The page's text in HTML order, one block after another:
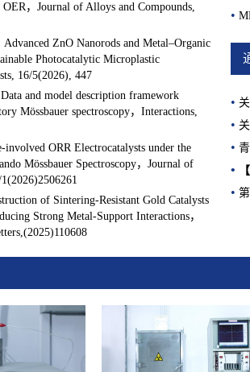
，Journal of Alloys and Compounds,
ZnO Nanorods and Metal–Organic
Photocatalytic Microplastic
16/5(2026), 447
and model description framework
Mössbauer spectroscopy，Interactions,
involved ORR Electrocatalysts under the
Mössbauer Spectroscopy，Journal of
of Sintering-Resistant Gold Catalysts
Strong Metal-Support Interactions，
•
•
•
•
•
•